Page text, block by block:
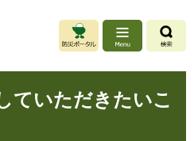
ていただきたいこ